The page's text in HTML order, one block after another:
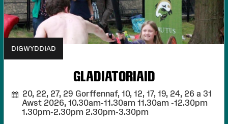
DIGWYDDIAD
GLADIATORIAID
20, 22, 27, 29 Gorffennaf, 10, 12, 17, 19, 24, 26 a 31
Awst 2026, 10.30am-11.30am 11.30am -12.30pm
1.30pm-2.30pm 2.30pm-3.30pm